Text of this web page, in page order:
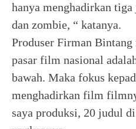
hanya menghadirkan
dan zombie, “ katanya.
Produser Firman Bintang
pasar film nasional
bawah. Maka fokus
menghadirkan film
saya produksi, 20 judul